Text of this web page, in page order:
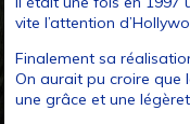
vite l’attention
Finalement sa
On aurait pu croire que
une grâce et une